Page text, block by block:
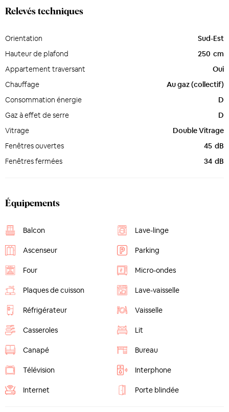
Relevés techniques
Orientation
Sud-Est
Hauteur de plafond
250 cm
Appartement traversant
Oui
Chauffage
Au gaz (collectif)
Consommation énergie
D
Gaz à effet de serre
D
Vitrage
Double Vitrage
Fenêtres ouvertes
45 dB
Fenêtres fermées
34 dB
Équipements
Balcon Lave-linge
Ascenseur Parking
Four Micro-ondes
Plaques de cuisson Lave-vaisselle
Réfrigérateur Vaisselle
Casseroles Lit
Canapé Bureau
Télévision Interphone
Internet Porte blindée